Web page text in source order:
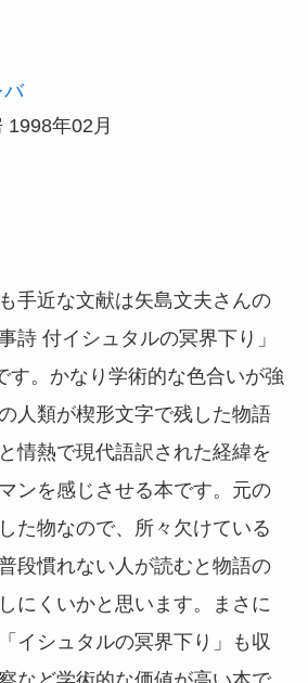
バ
1998年02月
手近な文献は矢島文夫さんの
詩 付イシュタルの冥界下り」
す。かなり学術的な色合いが強
人類が楔形文字で残した物語
情熱で現代語訳された経緯を
ンを感じさせる本です。元の
た物なので、所々欠けている
段慣れない人が読むと物語の
にくいかと思います。まさに
イシュタルの冥界下り」も収